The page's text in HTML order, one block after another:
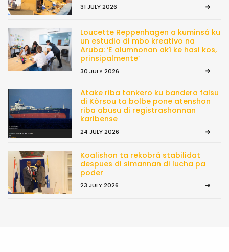
31 JULY 2026
Loucette Reppenhagen a kuminsá ku
un estudio di mbo kreativo na
Aruba: ‘E alumnonan akí ke hasi kos,
prinsipalmente’
30 JULY 2026
Atake riba tankero ku bandera falsu
di Kòrsou ta bolbe pone atenshon
riba abusu di registrashonnan
karibense
24 JULY 2026
Koalishon ta rekobrá stabilidat
despues di simannan di lucha pa
poder
23 JULY 2026